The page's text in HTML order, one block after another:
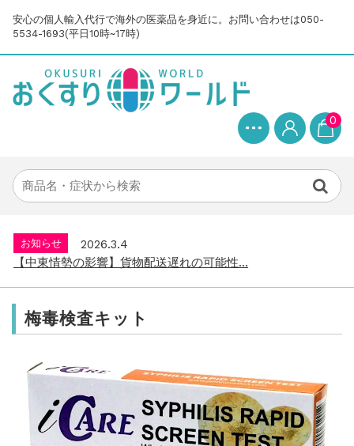
安心の個人輸入代行で海外の医薬品を身近に。お問い合わせは050-
5534-1693(平日10時~17時)
0
2025.8.24
問い合わせ停止期間のご案内...
お知らせ
2026.4.9
お知らせ
2026.3.4
【中東情勢の影響】貨物配送遅れの可能性...
送料改定について...
お知らせ
2025.11.19
問い合わせ停止期間のご案内...
お知らせ
2026.4.9
2026年GW営業について...
お知らせ
2026.3.4
梅毒検査キット